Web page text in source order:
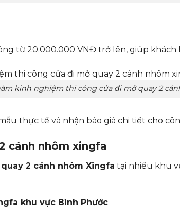
từ 20.000.000 VNĐ trở lên, giúp
kinh nghiệm thi công cửa đi mở quay 2
thực tế và nhận báo giá chi tiết cho
cánh nhôm xingfa
2 cánh nhôm Xingfa tại nhiều khu
khu vực Bình Phước